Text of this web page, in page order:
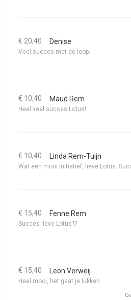
€ 20,40 Denise
Veel succes met de loop.
€ 10,40 Maud Rem
Heel veel succes Lotus!
€ 10,40 Linda Rem-Tuijn
Wat een mooi initiatief, lieve Lotus.
€ 15,40 Fenne Rem
Succes lieve Lotus??
€ 15,40 Leon Verweij
Heel mooi, het gaat je lukken